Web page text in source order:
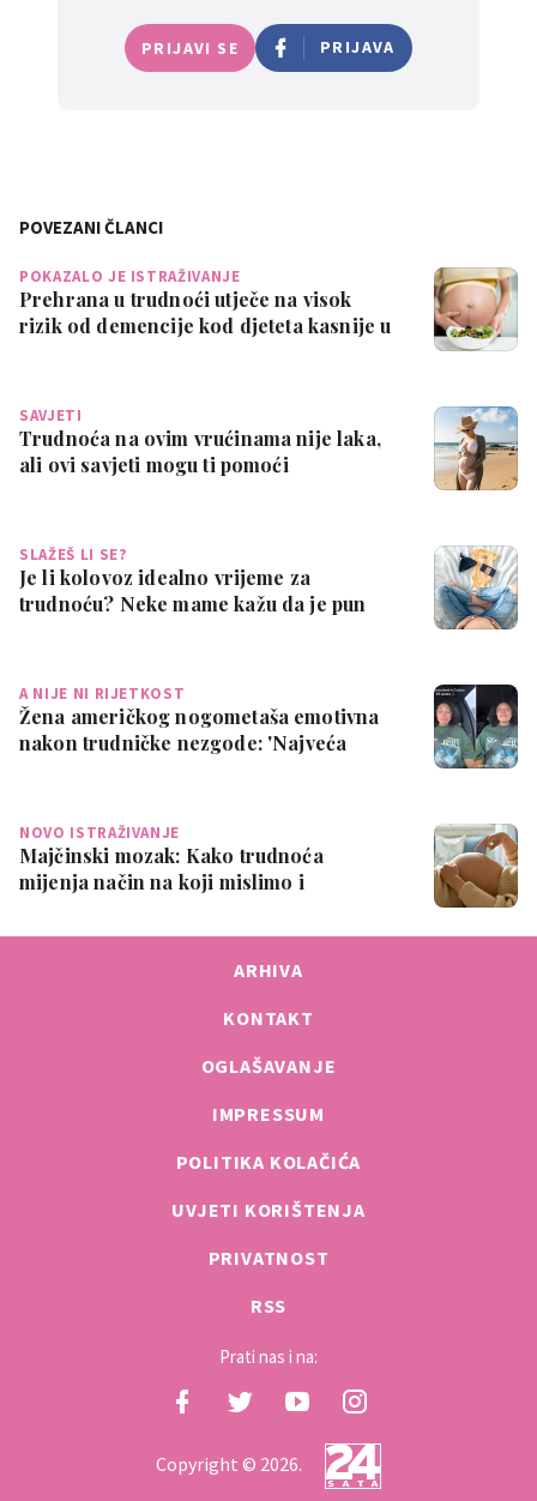
PRIJAVI SE PRIJAVA
POVEZANI ČLANCI
POKAZALO JE ISTRAŽIVANJE
Prehrana u trudnoći utječe na visok
rizik od demencije kod djeteta kasnije u
SAVJETI
Trudnoća na ovim vrućinama nije laka,
ali ovi savjeti mogu ti pomoći
SLAŽEŠ LI SE?
Je li kolovoz idealno vrijeme za
trudnoću? Neke mame kažu da je pun
A NIJE NI RIJETKOST
Žena američkog nogometaša emotivna
nakon trudničke nezgode: 'Najveća
NOVO ISTRAŽIVANJE
Majčinski mozak: Kako trudnoća
mijenja način na koji mislimo i
ARHIVA
KONTAKT
OGLAŠAVANJE
IMPRESSUM
POLITIKA KOLAČIĆA
UVJETI KORIŠTENJA
PRIVATNOST
RSS
Prati nas i na:
Copyright © 2026.